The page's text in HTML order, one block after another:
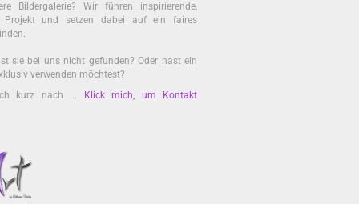
Bildergalerie? Wir führen inspirierende,
Projekt und setzen dabei auf ein faires
sie bei uns nicht gefunden? Oder hast ein
verwenden möchtest?
kurz nach ...
Klick mich, um Kontakt